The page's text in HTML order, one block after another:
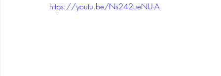
https://youtu.be/Ns242ueNU-A